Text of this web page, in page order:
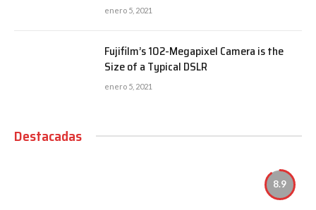
enero 5, 2021
Fujifilm’s 102-Megapixel Camera is the
Size of a Typical DSLR
enero 5, 2021
Destacadas
8.9